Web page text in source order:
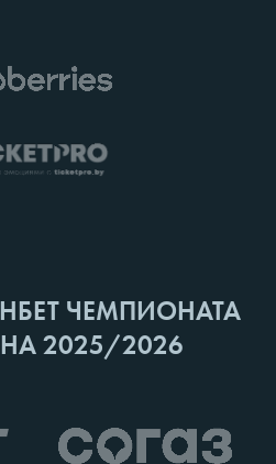
ЧЕМПИОНАТА
2025/2026